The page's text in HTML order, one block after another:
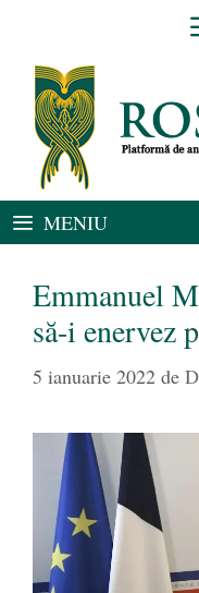
conținut
MENIU
Emmanuel
să-i enervez
5 ianuarie 2022 de